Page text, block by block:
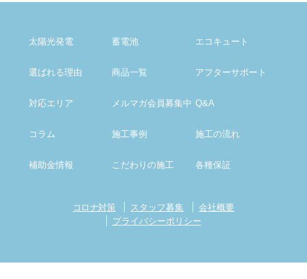
太陽光発電 蓄電池 エコキュート
選ばれる理由 商品一覧 アフターサポート
対応エリア メルマガ会員募集中 Q&A
コラム 施工事例 施工の流れ
補助金情報 こだわりの施工 各種保証
コロナ対策 スタッフ募集
会社概要
プライバシーポリシー